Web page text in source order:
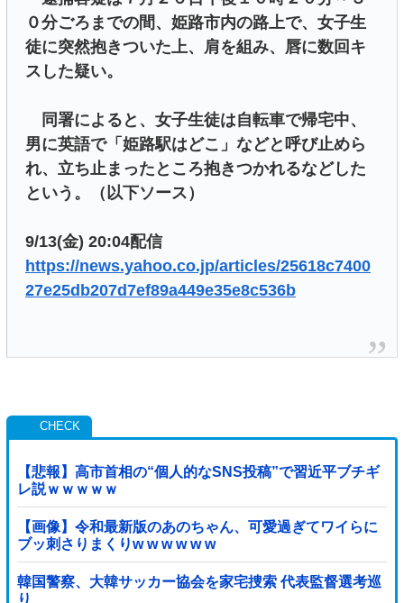
０分ごろまでの間、姫路市内の路上で、女子生
徒に突然抱きついた上、肩を組み、唇に数回キ
スした疑い。
同署によると、女子生徒は自転車で帰宅中、
男に英語で「姫路駅はどこ」などと呼び止めら
れ、立ち止まったところ抱きつかれるなどした
という。（以下ソース）
9/13(金) 20:04配信
https://news.yahoo.co.jp/articles/25618c7400
27e25db207d7ef89a449e35e8c536b
【悲報】高市首相の“個人的なSNS投稿”で習近平ブチギ
レ説ｗｗｗｗｗ
【画像】令和最新版のあのちゃん、可愛過ぎてワイらに
ブッ刺さりまくりw w w w w w
韓国警察、大韓サッカー協会を家宅捜索 代表監督選考巡
り